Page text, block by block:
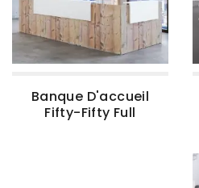
Banque D'accueil
Fifty-Fifty Full